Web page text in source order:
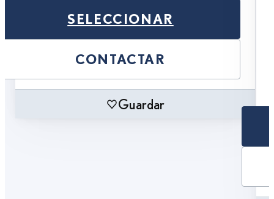
SELECCIONAR
CONTACTAR
Guardar